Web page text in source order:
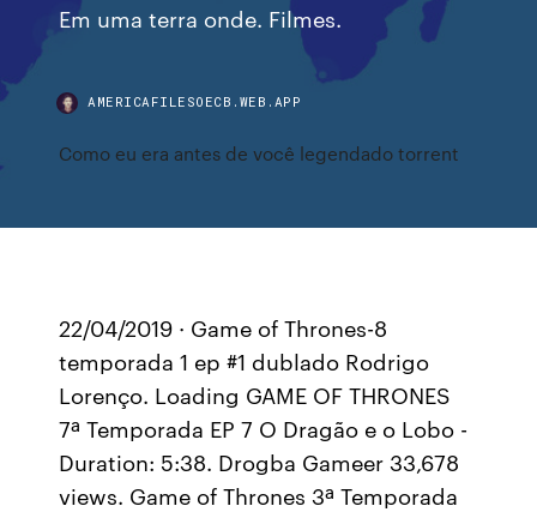
Em uma terra onde. Filmes.
AMERICAFILESOECB.WEB.APP
Como eu era antes de você legendado torrent
22/04/2019 · Game of Thrones-8
temporada 1 ep #1 dublado Rodrigo
Lorenço. Loading GAME OF THRONES
7ª Temporada EP 7 O Dragão e o Lobo -
Duration: 5:38. Drogba Gameer 33,678
views. Game of Thrones 3ª Temporada